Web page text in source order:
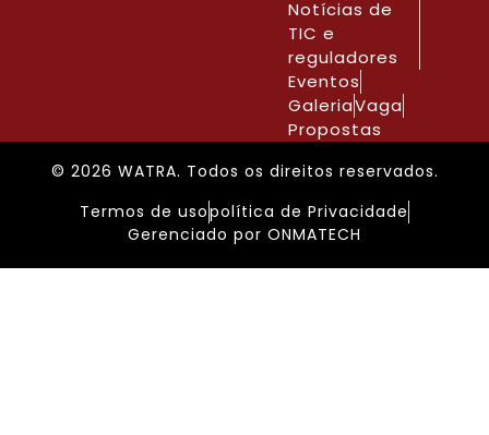
Notícias de
TIC e
reguladores
Eventos
GaleriaVaga
Propostas
© 2026 WATRA. Todos os direitos reservados.
Termos de usopolítica de Privacidade
Gerenciado por ONMATECH